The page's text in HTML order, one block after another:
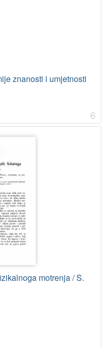
znanosti i umjetnosti
6
motrenja / S.